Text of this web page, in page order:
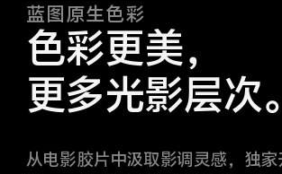
蓝图原生色彩
色彩更美，
更多光影层次。
从电影胶片中汲取影调灵感，独